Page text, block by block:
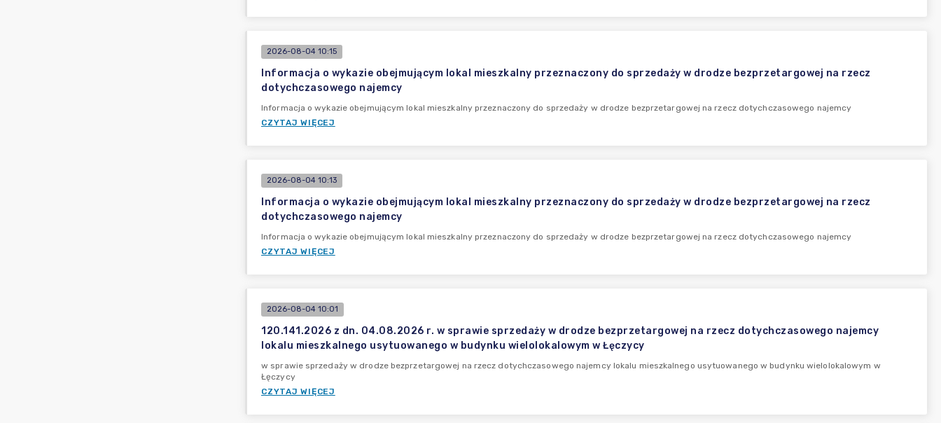
2026-08-04 10:15
Informacja o wykazie obejmującym lokal mieszkalny przeznaczony do sprzedaży w drodze bezprzetargowej na rzecz
dotychczasowego najemcy
Informacja o wykazie obejmującym lokal mieszkalny przeznaczony do sprzedaży w drodze bezprzetargowej na rzecz dotychczasowego najemcy
CZYTAJ WIĘCEJ
2026-08-04 10:13
Informacja o wykazie obejmującym lokal mieszkalny przeznaczony do sprzedaży w drodze bezprzetargowej na rzecz
dotychczasowego najemcy
Informacja o wykazie obejmującym lokal mieszkalny przeznaczony do sprzedaży w drodze bezprzetargowej na rzecz dotychczasowego najemcy
CZYTAJ WIĘCEJ
2026-08-04 10:01
120.141.2026 z dn. 04.08.2026 r. w sprawie sprzedaży w drodze bezprzetargowej na rzecz dotychczasowego najemcy
lokalu mieszkalnego usytuowanego w budynku wielolokalowym w Łęczycy
w sprawie sprzedaży w drodze bezprzetargowej na rzecz dotychczasowego najemcy lokalu mieszkalnego usytuowanego w budynku wielolokalowym w
Łęczycy
CZYTAJ WIĘCEJ